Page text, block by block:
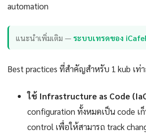
automation
แนะนำเพิ่มเติม —ระบบเทรดของ
Best practices ที่สำคัญสำหรับ 1 kub เท่
ใช้ Infrastructure as Code
configuration ทั้งหมดเป็น code เ
control เพื่อให้สามารถ track